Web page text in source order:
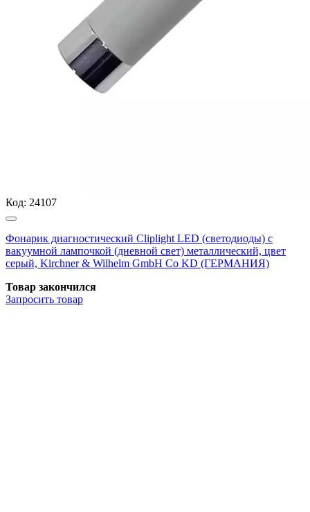
Код: 24107
Фонарик диагностический Cliplight LED (светодиоды) с
вакуумной лампочкой (дневной свет) металлический, цвет
серый, Kirchner & Wilhelm GmbH Co KD (ГЕРМАНИЯ)
Товар закончился
Запросить товар